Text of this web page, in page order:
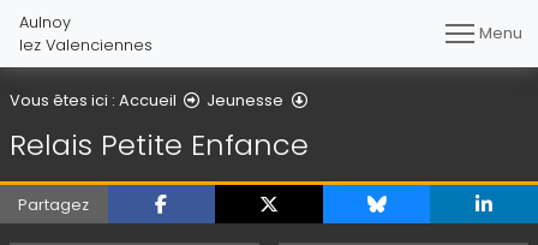
Aulnoy
lez Valenciennes
Menu
Vous êtes ici : Accueil Jeunesse
Relais Petite Enfance
Partagez